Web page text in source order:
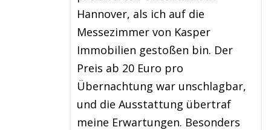
Hannover, als ich auf die
Messezimmer von Kasper
Immobilien gestoßen bin. Der
Preis ab 20 Euro pro
Übernachtung war unschlagbar,
und die Ausstattung übertraf
meine Erwartungen. Besonders